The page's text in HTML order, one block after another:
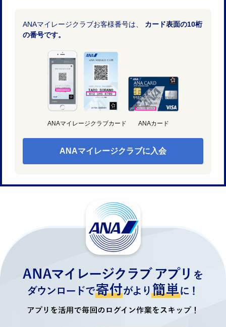
ANAマイレージクラブお客様番号は、 カード表面の10桁
の番号です。
ANAマイレージクラブカード ANAカード
ANAマイレージクラブに入会